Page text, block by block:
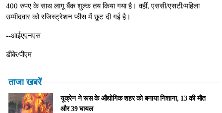
400 रुपए के साथ लागू बैंक शुल्क तय किया गया है। वहीं, एससी/एसटी/महिला
उम्मीदवार को रजिस्ट्रेशन फीस में छूट दी गई है।
--आईएएनएस
डीके/पीएम
ताजा खबरें
यूक्रेन ने रूस के औद्योगिक शहर को बनाया निशाना, 13 की मौत
और 39 घायल